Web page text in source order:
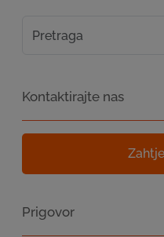
Kontaktirajte nas
Prigovor